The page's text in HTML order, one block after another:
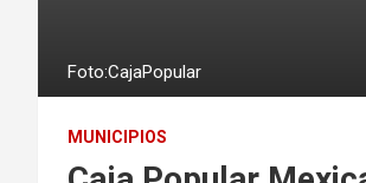
Foto:CajaPopular
MUNICIPIOS